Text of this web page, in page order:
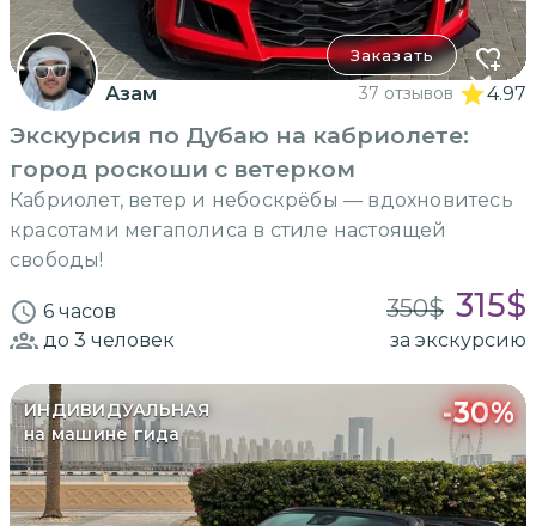
Заказать
Азам 37 отзывов 4.97
Экскурсия по Дубаю на кабриолете:
город роскоши с ветерком
Кабриолет, ветер и небоскрёбы — вдохновитесь
красотами мегаполиса в стиле настоящей
свободы!
6 часов 350$ 315$
до 3 человек за экскурсию
ИНДИВИДУАЛЬНАЯ
на машине гида
-30%